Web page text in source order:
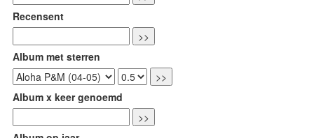
Recensent
Album met sterren
Album x keer genoemd